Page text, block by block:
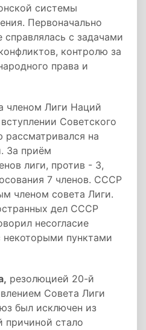
системы
Первоначально
с задачами
контролю за
права и
членом Лиги Наций
Советского
на
За приём
лиги, против - 3,
7 членов. СССР
членом совета Лиги.
дел СССР
несогласие
пунктами
резолюцией 20-й
Совета Лиги
был исключен из
причиной стало